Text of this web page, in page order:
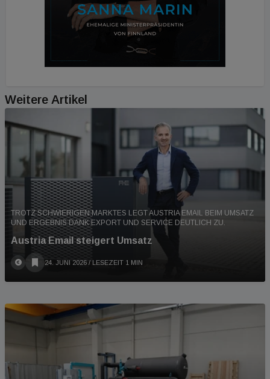
Weitere Artikel
TROTZ SCHWIERIGEN MARKTES LEGT AUSTRIA EMAIL BEIM UMSATZ
UND ERGEBNIS DANK EXPORT UND SERVICE DEUTLICH ZU.
Austria Email steigert Umsatz
24. JUNI 2026 / LESEZEIT 1 MIN